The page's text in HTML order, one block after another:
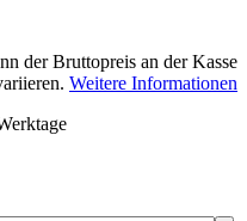
der Bruttopreis an der Kasse
Weitere Informationen